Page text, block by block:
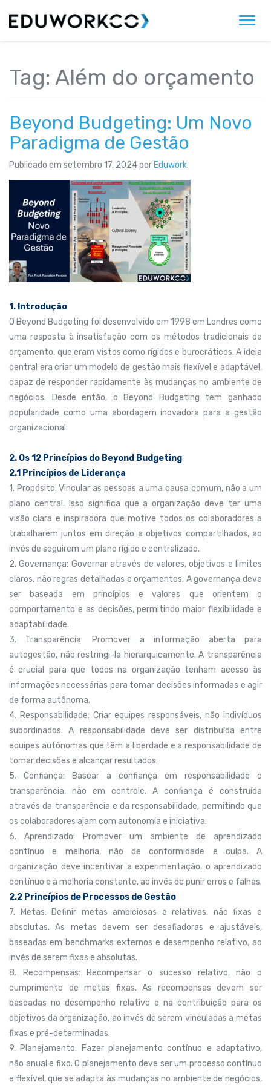
Tag: Além do orçamento
Beyond Budgeting: Um Novo
Paradigma de Gestão
Publicado em setembro 17, 2024por Eduwork.
1. Introdução
O Beyond Budgeting foi desenvolvido em 1998 em Londres como
uma resposta à insatisfação com os métodos tradicionais de
orçamento, que eram vistos como rígidos e burocráticos. A ideia
central era criar um modelo de gestão mais flexível e adaptável,
capaz de responder rapidamente às mudanças no ambiente de
negócios. Desde então, o Beyond Budgeting tem ganhado
popularidade como uma abordagem inovadora para a gestão
organizacional.
2. Os 12 Princípios do Beyond Budgeting
2.1 Princípios de Liderança
1. Propósito: Vincular as pessoas a uma causa comum, não a um
plano central. Isso significa que a organização deve ter uma
visão clara e inspiradora que motive todos os colaboradores a
trabalharem juntos em direção a objetivos compartilhados, ao
invés de seguirem um plano rígido e centralizado.
2. Governança: Governar através de valores, objetivos e limites
claros, não regras detalhadas e orçamentos. A governança deve
ser baseada em princípios e valores que orientem o
comportamento e as decisões, permitindo maior flexibilidade e
adaptabilidade.
3. Transparência: Promover a informação aberta para
autogestão, não restringi-la hierarquicamente. A transparência
é crucial para que todos na organização tenham acesso às
informações necessárias para tomar decisões informadas e agir
de forma autônoma.
4. Responsabilidade: Criar equipes responsáveis, não indivíduos
subordinados. A responsabilidade deve ser distribuída entre
equipes autônomas que têm a liberdade e a responsabilidade de
tomar decisões e alcançar resultados.
5. Confiança: Basear a confiança em responsabilidade e
transparência, não em controle. A confiança é construída
através da transparência e da responsabilidade, permitindo que
os colaboradores ajam com autonomia e iniciativa.
6. Aprendizado: Promover um ambiente de aprendizado
contínuo e melhoria, não de conformidade e culpa. A
organização deve incentivar a experimentação, o aprendizado
contínuo e a melhoria constante, ao invés de punir erros e falhas.
2.2 Princípios de Processos de Gestão
7. Metas: Definir metas ambiciosas e relativas, não fixas e
absolutas. As metas devem ser desafiadoras e ajustáveis,
baseadas em benchmarks externos e desempenho relativo, ao
invés de serem fixas e absolutas.
8. Recompensas: Recompensar o sucesso relativo, não o
cumprimento de metas fixas. As recompensas devem ser
baseadas no desempenho relativo e na contribuição para os
objetivos da organização, ao invés de serem vinculadas a metas
fixas e pré-determinadas.
9. Planejamento: Fazer planejamento contínuo e adaptativo,
não anual e fixo. O planejamento deve ser um processo contínuo
e flexível, que se adapta às mudanças no ambiente de negócios,